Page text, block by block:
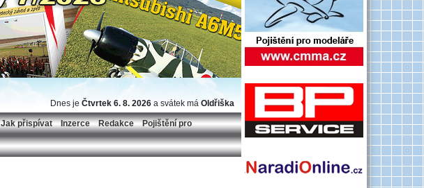
Dnes je Čtvrtek 6. 8. 2026 a svátek má Oldřiška
Jak přispívat Inzerce Redakce Pojištění pro